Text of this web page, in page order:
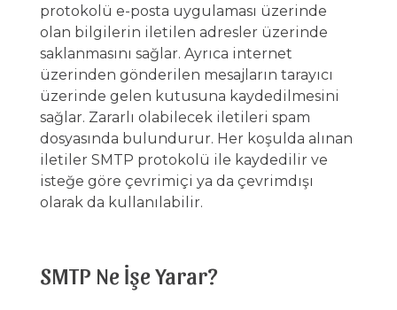
protokolü e-posta uygulaması üzerinde
olan bilgilerin iletilen adresler üzerinde
saklanmasını sağlar. Ayrıca internet
üzerinden gönderilen mesajların tarayıcı
üzerinde gelen kutusuna kaydedilmesini
sağlar. Zararlı olabilecek iletileri spam
dosyasında bulundurur. Her koşulda alınan
iletiler SMTP protokolü ile kaydedilir ve
isteğe göre çevrimiçi ya da çevrimdışı
olarak da kullanılabilir.
SMTP Ne İşe Yarar?